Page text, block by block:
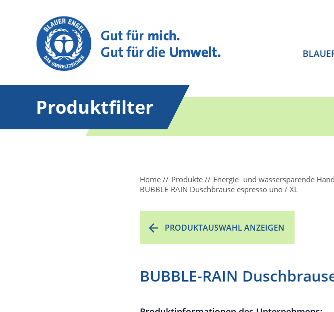
Produktfilter
Home Produkte
Energie- und wassersparende
BUBBLE-RAIN Duschbrause espresso uno / XL
PRODUKTAUSWAHL ANZEIGEN
BUBBLE-RAIN